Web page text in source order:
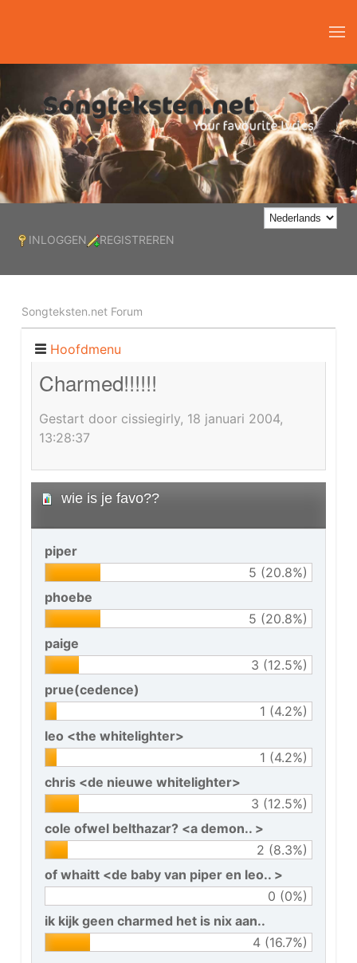
INLOGGEN REGISTREREN
Songteksten.net Forum
Hoofdmenu
Charmed!!!!!!
Gestart door cissiegirly, 18 januari 2004,
13:28:37
wie is je favo??
piper
5 (20.8%)
phoebe
5 (20.8%)
paige
3 (12.5%)
prue(cedence)
1 (4.2%)
leo <the whitelighter>
1 (4.2%)
chris <de nieuwe whitelighter>
3 (12.5%)
cole ofwel belthazar? <a demon.. >
2 (8.3%)
of whaitt <de baby van piper en leo.. >
0 (0%)
ik kijk geen charmed het is nix aan..
4 (16.7%)